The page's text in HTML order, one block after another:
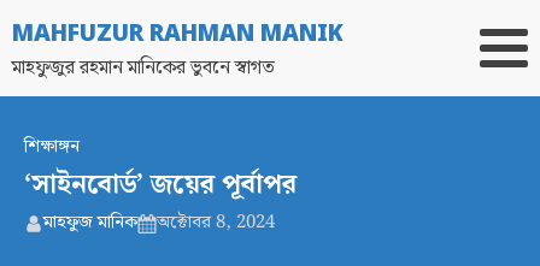
MAHFUZUR RAHMAN MANIK
মাহফুজুর রহমান মানিকের ভুবনে স্বাগত
শিক্ষাঙ্গন
‘সাইনবোর্ড’ জয়ের পূর্বাপর
মাহফুজ মানিক অক্টোবর 8, 2024